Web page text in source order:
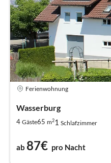
Ferienwohnung
Wasserburg
4 Gäste65 m21 Schlafzimmer
ab 87€ pro Nacht